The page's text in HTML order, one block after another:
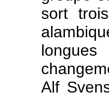
sort
Alf